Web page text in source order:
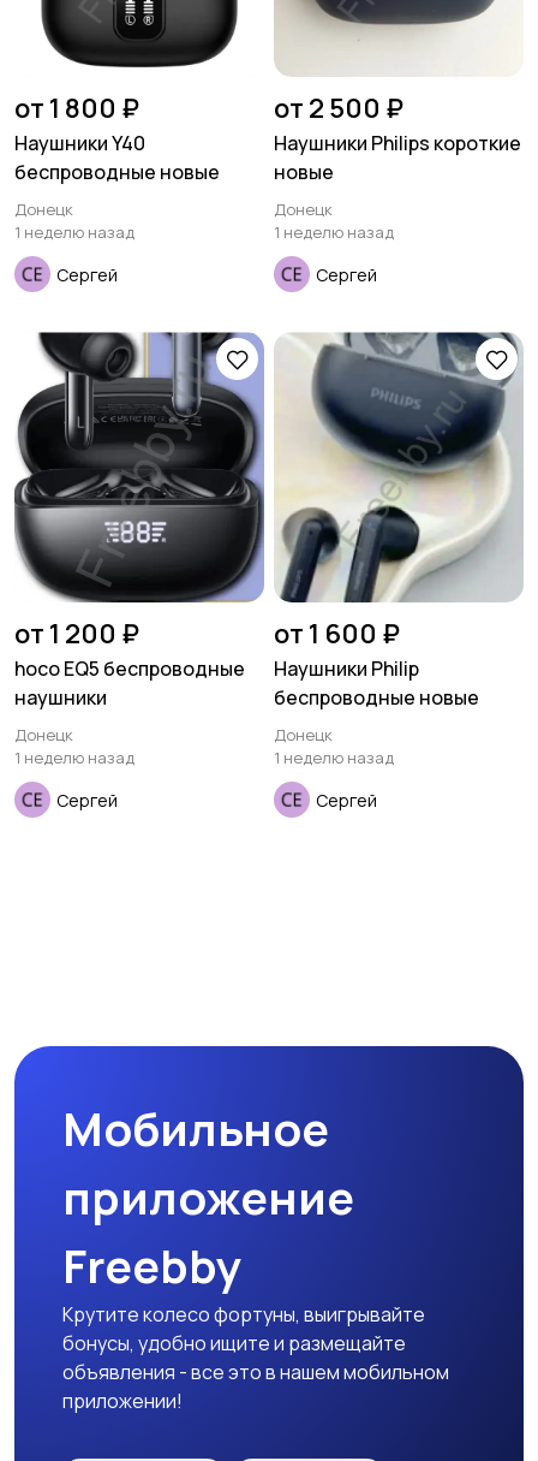
от 1 800 ₽
Наушники Y40
беспроводные новые
Донецк
1 неделю назад
Сергей
от 2 500 ₽
Наушники Philips короткие
новые
Донецк
1 неделю назад
Сергей
от 1 200 ₽
hoco EQ5 беспроводные
наушники
Донецк
1 неделю назад
Сергей
от 1 600 ₽
Наушники Philip
беспроводные новые
Донецк
1 неделю назад
Сергей
Мобильное
приложение
Freebby
Крутите колесо фортуны, выигрывайте
бонусы, удобно ищите и размещайте
объявления - все это в нашем мобильном
приложении!